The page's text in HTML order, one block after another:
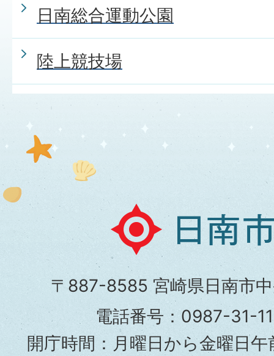
日南総合運動公園
陸上競技場
日
南
市
役
所
〒887-8585 宮崎県日南市
電話番号：0987-31-
開庁時間：月曜日から金曜日